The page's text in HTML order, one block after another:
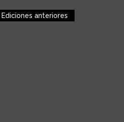
Ediciones anteriores